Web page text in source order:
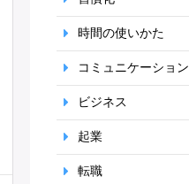
時間の使いかた
コミュニケーション
ビジネス
起業
転職